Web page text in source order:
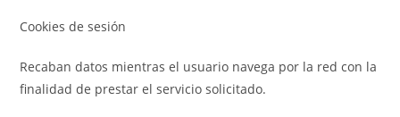
Cookies de sesión
Recaban datos mientras el usuario navega por la red con la
finalidad de prestar el servicio solicitado.